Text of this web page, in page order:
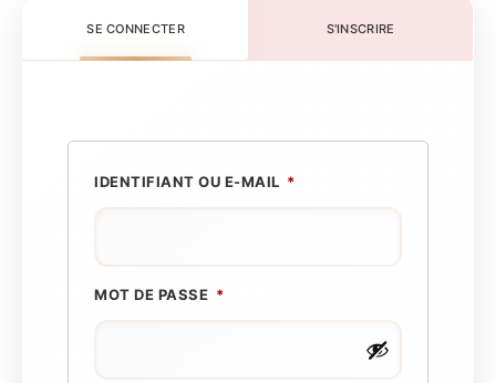
SE CONNECTER S'INSCRIRE
IDENTIFIANT OU E-MAIL *
MOT DE PASSE *